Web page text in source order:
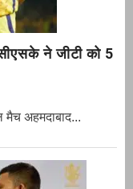
ने जीटी को 5
अहमदाबाद...